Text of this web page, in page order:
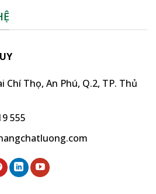
Chí Thọ, An Phú, Q.2, TP. Thủ
555